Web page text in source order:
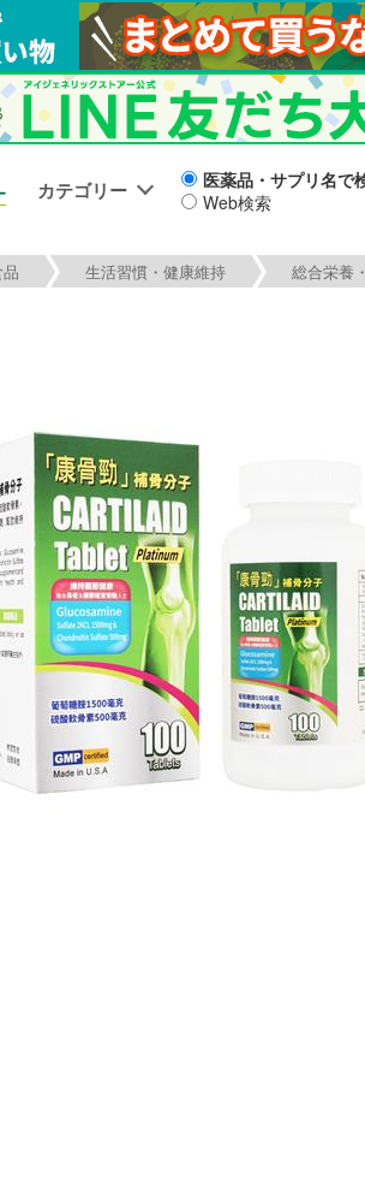
カテゴリー
医薬品・サプリ名で
Web検索
生活習慣・健康維持 総合栄養